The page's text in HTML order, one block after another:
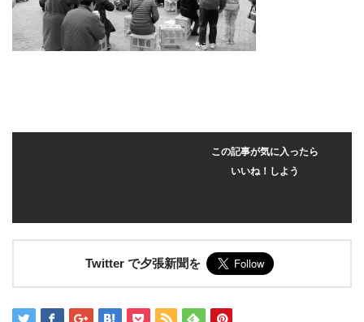
この記事が気に入ったら
いいね！しよう
Twitter で夕張新聞を